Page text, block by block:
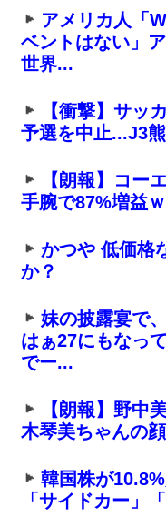
アメリカ人「
ベントはない」
世界...
【衝撃】サッ
予選を中止...J3
【朗報】コー
手腕で87%増益
かつや 低価格
か？
妹の披露宴で
はぁ27にもなっ
でー...
【朗報】野中
木琴美ちゃんの顔
韓国株が
「サイドカー」